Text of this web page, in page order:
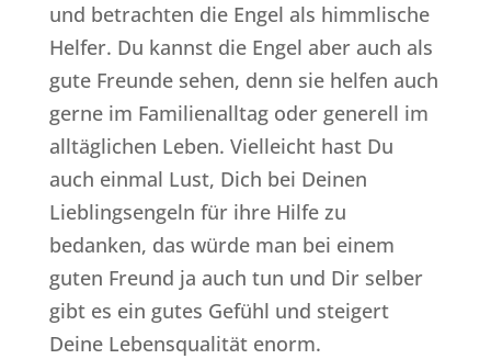
und betrachten die Engel als himmlische
Helfer. Du kannst die Engel aber auch als
gute Freunde sehen, denn sie helfen auch
gerne im Familienalltag oder generell im
alltäglichen Leben. Vielleicht hast Du
auch einmal Lust, Dich bei Deinen
Lieblingsengeln für ihre Hilfe zu
bedanken, das würde man bei einem
guten Freund ja auch tun und Dir selber
gibt es ein gutes Gefühl und steigert
Deine Lebensqualität enorm.